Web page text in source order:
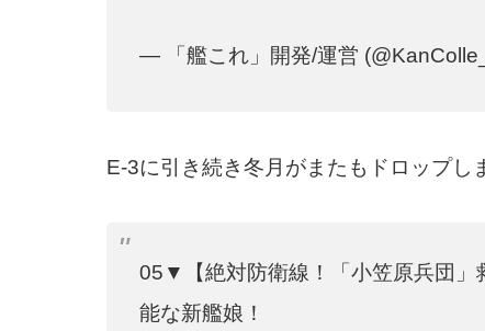
— 「艦これ」開発/運営
E-3に引き続き冬月がまたもドロップし
05▼【絶対防衛線！「小笠原兵団」
能な新艦娘！